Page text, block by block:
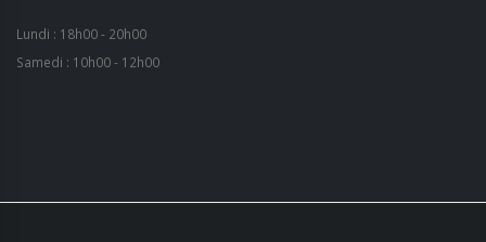
Lundi : 18h00 - 20h00
Samedi : 10h00 - 12h00